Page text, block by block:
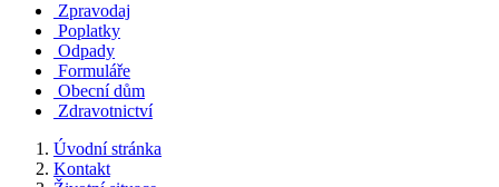
Zpravodaj
Poplatky
Odpady
Formuláře
Obecní dům
Zdravotnictví
Úvodní stránka
Kontakt